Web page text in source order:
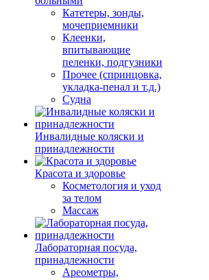
Катетеры, зонды,
мочеприемники
Клеенки,
впитывающие
пеленки, подгузники
Прочее (спринцовка,
укладка-пенал и т.д.)
Судна
Инвалидные коляски и
принадлежности
Красота и здоровье
Косметология и уход
за телом
Массаж
Лабораторная посуда,
принадлежности
Ареометры,